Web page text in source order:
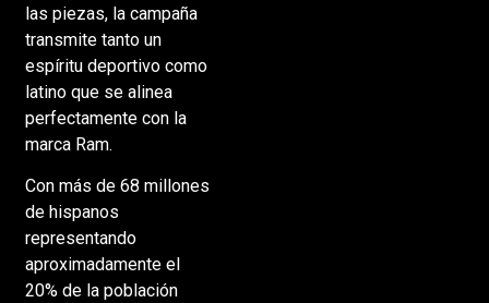
las piezas, la campaña
transmite tanto un
espíritu deportivo como
latino que se alinea
perfectamente con la
marca Ram.
Con más de 68 millones
de hispanos
representando
aproximadamente el
20% de la población